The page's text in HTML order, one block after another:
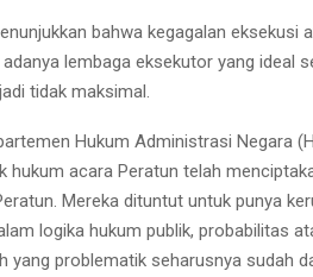
bahwa kegagalan eksekusi
lembaga eksekutor yang ideal
tidak maksimal.
Hukum Administrasi Negara
hukum acara Peratun telah
Mereka dituntut untuk punya
logika hukum publik, probabilitas
yang problematik seharusnya sudah